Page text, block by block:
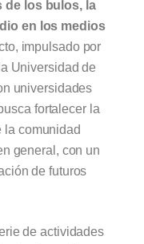
de los bulos, la
en los medios
impulsado por
Universidad de
universidades
fortalecer la
la comunidad
general, con un
de futuros
de actividades